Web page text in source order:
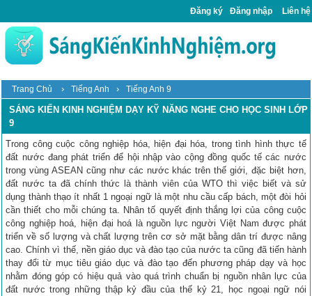
Đăng ký Đăng nhập Liên hệ
Trang Chủ › Tiếng Anh › Tiếng Anh 9
SÁNG KIẾN KINH NGHIỆM DẠY KỸ NĂNG NGHE CHO HỌC SINH LỚP
9
Trong công cuộc công nghiệp hóa, hiện đại hóa, trong tình hình thực tế
đất nước đang phát triển để hội nhập vào cộng đồng quốc tế các nước
trong vùng ASEAN cũng như các nước khác trên thế giới, đặc biệt hơn,
đất nước ta đã chính thức là thành viên của WTO thì việc biết và sử
dụng thành thạo ít nhất 1 ngoại ngữ là một nhu cầu cấp bách, một đòi hỏi
cần thiết cho mỗi chúng ta. Nhân tố quyết định thắng lợi của công cuộc
công nghiệp hoá, hiện đại hoá là nguồn lực người Việt Nam được phát
triển về số lượng và chất lượng trên cơ sở mặt bằng dân trí được nâng
cao. Chính vì thế, nền giáo dục và đào tạo của nước ta cũng đã tiến hành
thay đổi từ mục tiêu giáo dục và đào tạo đến phương pháp dạy và học
nhằm đóng góp có hiệu quả vào quá trình chuẩn bị nguồn nhân lực của
đất nước trong những thập kỷ đầu của thế kỷ 21, học ngoại ngữ nói